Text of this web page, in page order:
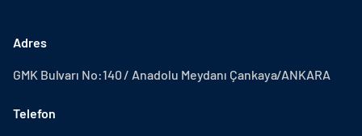
Adres
GMK Bulvarı No:140 / Anadolu Meydanı Çankaya/ANKARA
Telefon